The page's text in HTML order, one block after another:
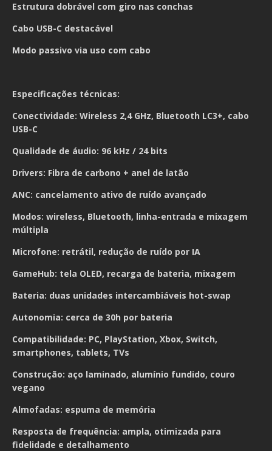
Estrutura dobrável com giro nas conchas
Cabo USB-C destacável
Modo passivo via uso com cabo
Especificações técnicas:
Conectividade: Wireless 2,4 GHz, Bluetooth LC3+, cabo
USB-C
Qualidade de áudio: 96 kHz / 24 bits
Drivers: Fibra de carbono + anel de latão
ANC: cancelamento ativo de ruído avançado
Modos: wireless, Bluetooth, linha-entrada e mixagem
múltipla
Microfone: retrátil, redução de ruído por IA
GameHub: tela OLED, recarga de bateria, mixagem
Bateria: duas unidades intercambiáveis hot-swap
Autonomia: cerca de 30h por bateria
Compatibilidade: PC, PlayStation, Xbox, Switch,
smartphones, tablets, TVs
Construção: aço laminado, alumínio fundido, couro
vegano
Almofadas: espuma de memória
Resposta de frequência: ampla, otimizada para
fidelidade e detalhamento